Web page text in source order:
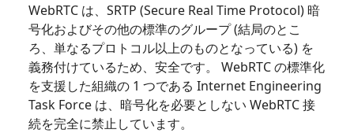
WebRTC は、SRTP (Secure Real Time Protocol) 暗
号化およびその他の標準のグループ (結局のとこ
ろ、単なるプロトコル以上のものとなっている) を
義務付けているため、安全です。 WebRTC の標準化
を支援した組織の 1 つである Internet Engineering
Task Force は、暗号化を必要としない WebRTC 接
続を完全に禁止しています。